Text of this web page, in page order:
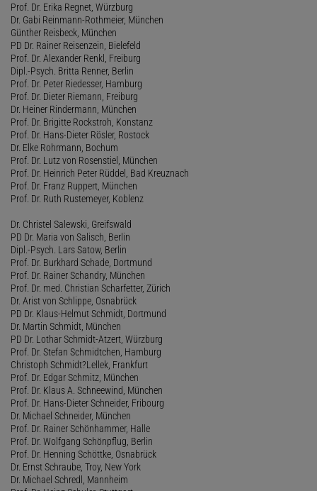
Prof. Dr. Erika Regnet, Würzburg
Dr. Gabi Reinmann-Rothmeier, München
Günther Reisbeck, München
PD Dr. Rainer Reisenzein, Bielefeld
Prof. Dr. Alexander Renkl, Freiburg
Dipl.-Psych. Britta Renner, Berlin
Prof. Dr. Peter Riedesser, Hamburg
Prof. Dr. Dieter Riemann, Freiburg
Dr. Heiner Rindermann, München
Prof. Dr. Brigitte Rockstroh, Konstanz
Prof. Dr. Hans-Dieter Rösler, Rostock
Dr. Elke Rohrmann, Bochum
Prof. Dr. Lutz von Rosenstiel, München
Prof. Dr. Heinrich Peter Rüddel, Bad Kreuznach
Prof. Dr. Franz Ruppert, München
Prof. Dr. Ruth Rustemeyer, Koblenz
Dr. Christel Salewski, Greifswald
PD Dr. Maria von Salisch, Berlin
Dipl.-Psych. Lars Satow, Berlin
Prof. Dr. Burkhard Schade, Dortmund
Prof. Dr. Rainer Schandry, München
Prof. Dr. med. Christian Scharfetter, Zürich
Dr. Arist von Schlippe, Osnabrück
PD Dr. Klaus-Helmut Schmidt, Dortmund
Dr. Martin Schmidt, München
PD Dr. Lothar Schmidt-Atzert, Würzburg
Prof. Dr. Stefan Schmidtchen, Hamburg
Christoph Schmidt?Lellek, Frankfurt
Prof. Dr. Edgar Schmitz, München
Prof. Dr. Klaus A. Schneewind, München
Prof. Dr. Hans-Dieter Schneider, Fribourg
Dr. Michael Schneider, München
Prof. Dr. Rainer Schönhammer, Halle
Prof. Dr. Wolfgang Schönpflug, Berlin
Prof. Dr. Henning Schöttke, Osnabrück
Dr. Ernst Schraube, Troy, New York
Dr. Michael Schredl, Mannheim